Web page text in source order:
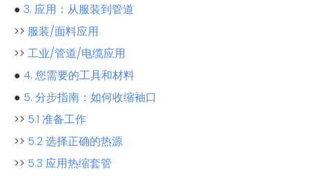
● 3. 应用：从服装到管道
>> 服装/面料应用
>> 工业/管道/电缆应用
● 4. 您需要的工具和材料
● 5. 分步指南：如何收缩袖口
>> 5.1 准备工作
>> 5.2 选择正确的热源
>> 5.3 应用热缩套管